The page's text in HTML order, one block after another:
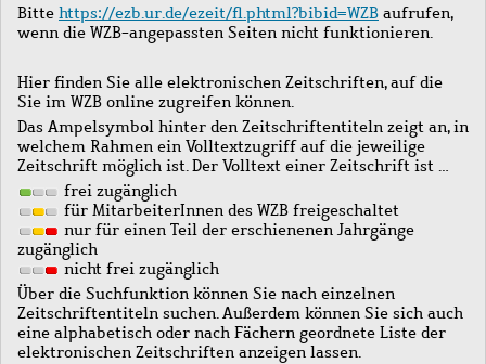
Bitte https://ezb.ur.de/ezeit/fl.phtml?bibid=WZB aufrufen,
wenn die WZB-angepassten Seiten nicht funktionieren.
Hier finden Sie alle elektronischen Zeitschriften, auf die
Sie im WZB online zugreifen können.
Das Ampelsymbol hinter den Zeitschriftentiteln zeigt an, in
welchem Rahmen ein Volltextzugriff auf die jeweilige
Zeitschrift möglich ist. Der Volltext einer Zeitschrift ist …
frei zugänglich
für MitarbeiterInnen des WZB freigeschaltet
nur für einen Teil der erschienenen Jahrgänge
zugänglich
nicht frei zugänglich
Über die Suchfunktion können Sie nach einzelnen
Zeitschriftentiteln suchen. Außerdem können Sie sich auch
eine alphabetisch oder nach Fächern geordnete Liste der
elektronischen Zeitschriften anzeigen lassen.